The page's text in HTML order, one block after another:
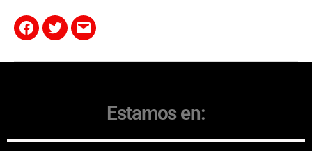
Estamos en: